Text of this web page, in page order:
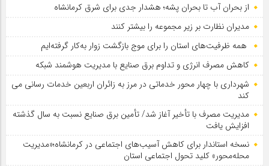
از بحران آب تا بحران پشه؛ هشدار جدی برای شرق کرمانشاه
مدیران نظارت بر زیر مجموعه را بیشتر کنند
همه ظرفیت‌های استان را برای موج بازگشت زوار به‌کار گرفته‌ایم
کاهش مصرف انرژی و تداوم برق صنایع با مدیریت هوشمند شبکه
شهرداری با چهار محور خدماتی در مرز به زائران اربعین خدمات رسانی می
کند
مدیریت مصرف با تأخیر آغاز شد/ تأمین برق صنایع نسبت به سال گذشته
افزایش یافت
نسخه استاندار برای کاهش آسیب‌های اجتماعی در کرمانشاه؛«مدیریت
محله‌محور» کلید تحول اجتماعی استان